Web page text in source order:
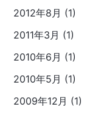
2012年8月 (1)
2011年3月 (1)
2010年6月 (1)
2010年5月 (1)
2009年12月 (1)